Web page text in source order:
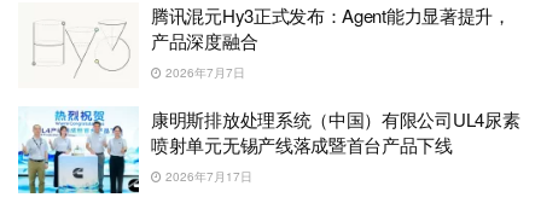
腾讯混元Hy3正式发布：Agent能力显著提升，
产品深度融合
2026年7月7日
康明斯排放处理系统（中国）有限公司UL4尿素
喷射单元无锡产线落成暨首台产品下线
2026年7月17日